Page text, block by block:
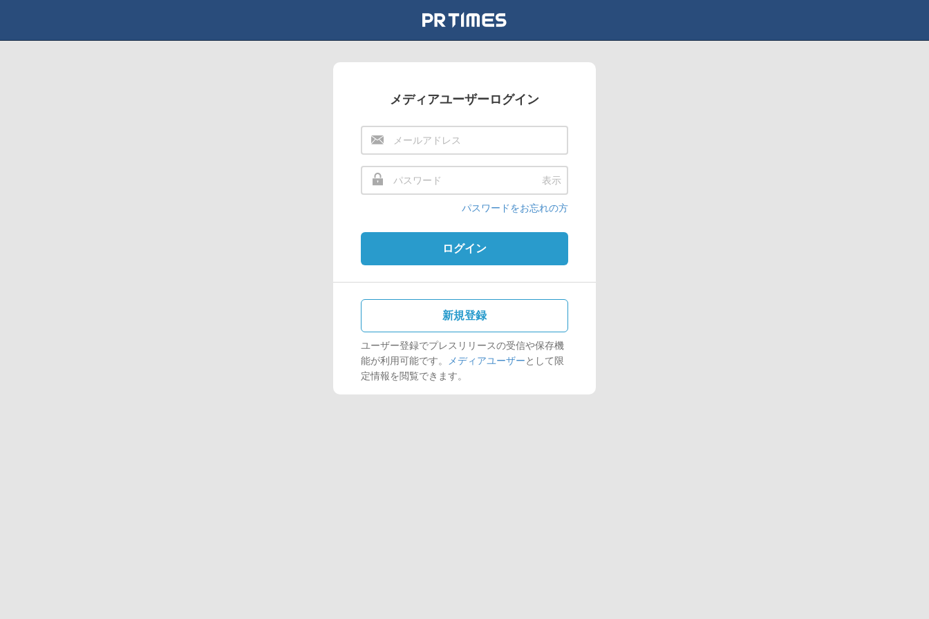
メディアユーザーログイン
表示
パスワードをお忘れの方
ログイン
新規登録
ユーザー登録でプレスリリースの受信や保存機
能が利用可能です。
メディアユーザーとして限
定情報を閲覧できます。